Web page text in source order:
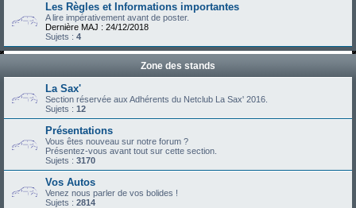
Les Règles et Informations importantes
A lire impérativement avant de poster.
Dernière MAJ : 24/12/2018
Sujets : 4
Zone des stands
La Sax'
Section réservée aux Adhérents du Netclub La Sax' 2016.
Sujets : 12
Présentations
Vous êtes nouveau sur notre forum ?
Présentez-vous avant tout sur cette section.
Sujets : 3170
Vos Autos
Venez nous parler de vos bolides !
Sujets : 2814